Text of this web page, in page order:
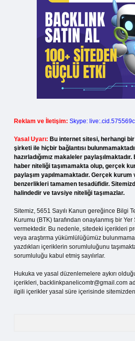
Reklam ve İletişim: Skype:
Yasal Uyarı: Bu internet sitesi, herhangi
şirketi ile hiçbir bağlantısı
hazırladığımız makaleler
haber niteliği taşımamakta olup, gerçek
paylaşım yapılmamaktadır. Gerçek
benzerlikleri tamamen tesadüfidir.
halindedir ve tavsiye niteliği taşımazlar.
Sitemiz, 5651 Sayılı Kanun gereğince Bilgi
Kurumu (BTK) tarafından onaylanmış bir Yer
vermektedir. Bu nedenle, sitedeki içerikleri
veya araştırma yükümlülüğümüz
yazdıkları içeriklerin sorumluluğunu
sorumluluğu kabul etmiş sayılırlar.
Hukuka ve yasal düzenlemelere aykırı
içerikleri, backlinkpanelicomtr@gmail.com
ilgili içerikler yasal süre içerisinde sitemizden